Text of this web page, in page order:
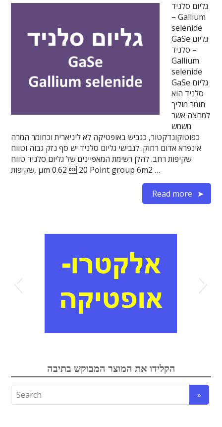
גליום סלניד
– Gallium
selenide
GaSe גליום
סלניד –
Gallium
selenide
GaSe גליום
סלניד הוא
חומר מוליך
למחצה אשר
משמש
כפוטוקונדקטור, כגביש באופטיקה לא ליניארית וכחומר המרה
אינפרא אדום רחוק. לגבישי גליום סלניד יש סף נזק גבוה וטווח
שקיפות רחב. להלן רשימת המאפיינים של גליום סלניד טווח
שקיפות, µm 0.62  20 Point group 6m2 …
Read more
הקלידו את המוצר המבוקש בתיבה